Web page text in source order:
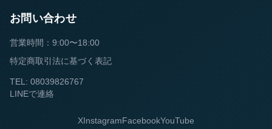
お問い合わせ
営業時間：9:00〜18:00
特定商取引法に基づく表記
TEL: 08039826767
LINEで連絡
XInstagramFacebookYouTube